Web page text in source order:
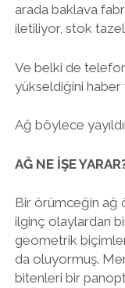
arada baklava
iletiliyor, stok
Ve belki de
yükseldiğini haber
Ağ böylece
AĞ NE İŞE
Bir örümceğin ağ
ilginç olaylardan
geometrik
da oluyormuş.
bitenleri bir